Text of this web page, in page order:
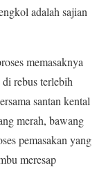
adalah sajian
memasaknya
rebus terlebih
santan kental
merah, bawang
pemasakan yang
meresap